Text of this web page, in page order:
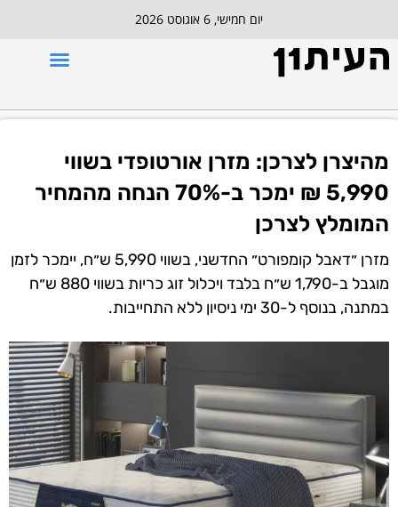
יום חמישי, 6 אוגוסט 2026
מהיצרן לצרכן: מזרן אורטופדי בשווי
5,990 ₪ ימכר ב-70% הנחה מהמחיר
המומלץ לצרכן
מזרן ״דאבל קומפורט״ החדשני, בשווי 5,990 ש״ח, יימכר לזמן
מוגבל ב-1,790 ש״ח בלבד ויכלול זוג כריות בשווי 880 ש״ח
במתנה, בנוסף ל-30 ימי ניסיון ללא התחייבות.